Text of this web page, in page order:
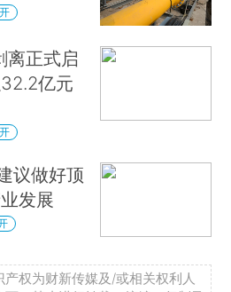
离正式启
亿元
议做好顶
发展
权为财新传媒及/或相关权利人